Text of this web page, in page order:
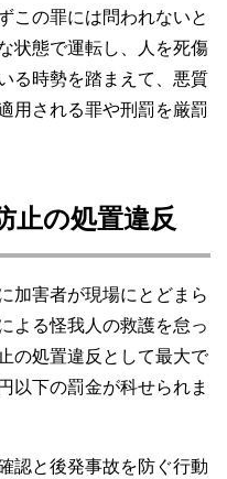
この罪には問われないと
状態で運転し、人を死傷
る時勢を踏まえて、悪質
用される罪や刑罰を厳罰
止の処置違反
加害者が現場にとどまら
よる怪我人の救護を怠っ
の処置違反として最大で
以下の罰金が科せられま
認と後発事故を防ぐ行動